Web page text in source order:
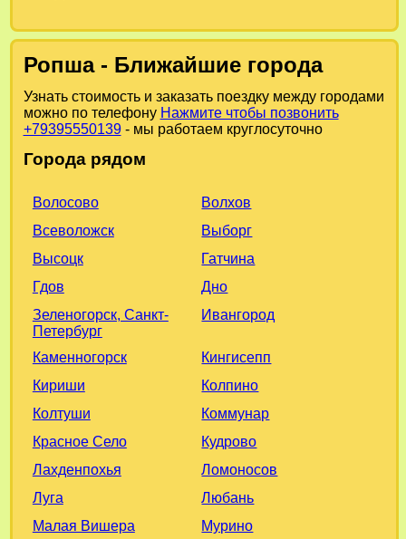
Ропша - Ближайшие города
Узнать стоимость и заказать поездку между городами
можно по телефону Нажмите чтобы позвонить
+79395550139- мы работаем круглосуточно
Города рядом
Волосово
Волхов
Всеволожск
Выборг
Высоцк
Гатчина
Гдов
Дно
Зеленогорск, Санкт-
Петербург
Ивангород
Каменногорск
Кингисепп
Кириши
Колпино
Колтуши
Коммунар
Красное Село
Кудрово
Лахденпохья
Ломоносов
Луга
Любань
Малая Вишера
Мурино